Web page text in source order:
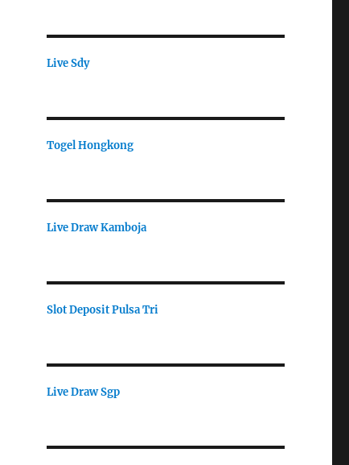
Live Sdy
Togel Hongkong
Live Draw Kamboja
Slot Deposit Pulsa Tri
Live Draw Sgp